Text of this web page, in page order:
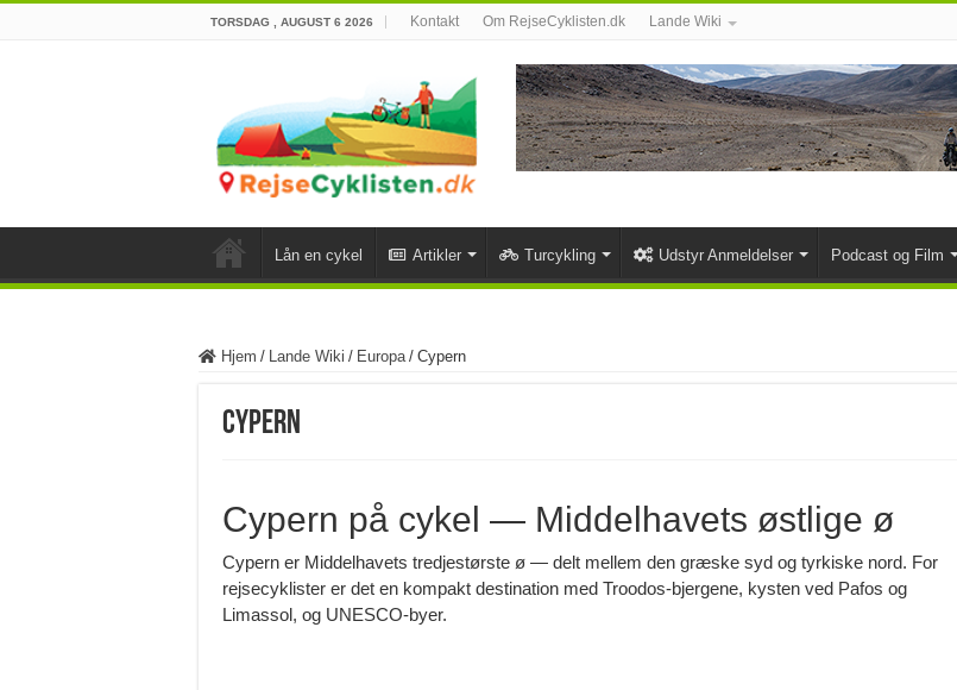
TORSDAG , AUGUST 6 2026 Kontakt Om RejseCyklisten.dk Lande Wiki
Lån en cykel Artikler Turcykling Udstyr Anmeldelser Podcast og Film
Hjem / Lande Wiki / Europa / Cypern
Cypern
Cypern på cykel — Middelhavets østlige ø
Cypern er Middelhavets tredjestørste ø — delt mellem den græske syd og tyrkiske nord. For
rejsecyklister er det en kompakt destination med Troodos-bjergene, kysten ved Pafos og
Limassol, og UNESCO-byer.